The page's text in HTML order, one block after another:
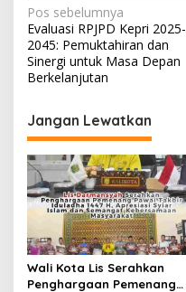
N
a
v
i
g
a
s
i
p
o
s
Pos sebelumnya
Evaluasi RPJPD Kepri 2025-
2045: Pemuktahiran dan
Sinergi untuk Masa Depan
Berkelanjutan
Jangan Lewatkan
Wali Kota Lis Serahkan
Penghargaan Pemenang